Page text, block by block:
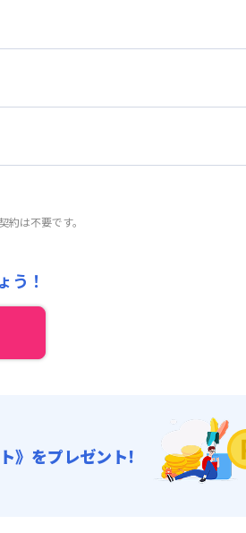
は不要です。
う！
》をプレゼント!